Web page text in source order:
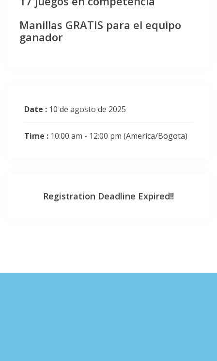
Manillas GRATIS para el equipo
ganador
Date : 10 de agosto de 2025
Time : 10:00 am - 12:00 pm (America/Bogota)
Registration Deadline Expired!!